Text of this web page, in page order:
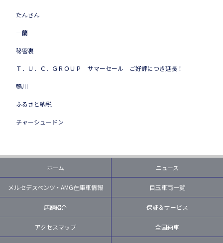
たんさん
一蘭
秘密裏
Ｔ．Ｕ．Ｃ．ＧＲＯＵＰ サマーセール ご好評につき延長！
鴨川
ふるさと納税
チャーシュードン
ホーム ニュース
メルセデスベンツ・AMG在庫車情報 目玉車両一覧
店舗紹介 保証＆サービス
アクセスマップ 全国納車